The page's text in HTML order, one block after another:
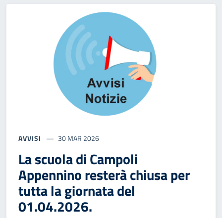
AVVISI 30 MAR 2026
La scuola di Campoli
Appennino resterà chiusa per
tutta la giornata del
01.04.2026.